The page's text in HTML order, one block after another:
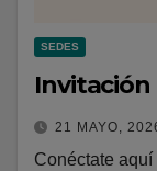
SEDES
Invitación
21 MAYO,
Conéctate aquí